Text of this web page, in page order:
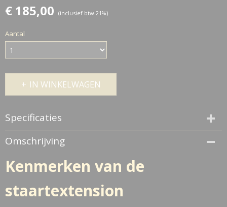
€ 185,00 (inclusief btw 21%)
Aantal
IN WINKELWAGEN
Specificaties
Productcode
JB 17
Dikte
Dik
Slag
Omschrijving
Kenmerken van de
staartextension